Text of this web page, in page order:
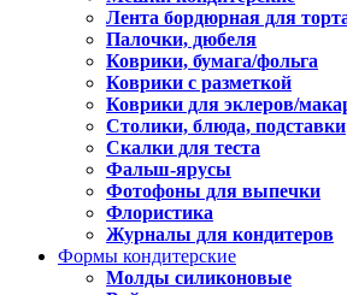
Лента бордюрная для
Палочки, дюбеля
Коврики, бумага/фольга
Коврики с разметкой
Коврики для эклеров/
Столики, блюда, подставки
Скалки для теста
Фальш-ярусы
Фотофоны для выпечки
Флористика
Журналы для кондитеров
Формы кондитерские
Молды силиконовые